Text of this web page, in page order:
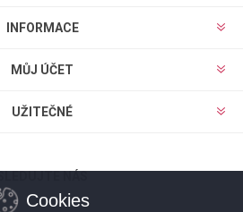
INFORMACE
MŮJ ÚČET
UŽITEČNÉ
Cookies